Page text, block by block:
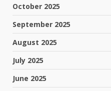
October 2025
September 2025
August 2025
July 2025
June 2025